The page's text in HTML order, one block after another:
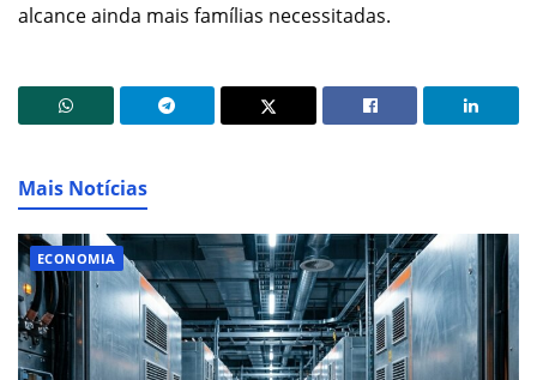
alcance ainda mais famílias necessitadas.
Mais Notícias
ECONOMIA